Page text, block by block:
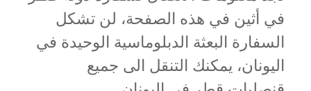
في أثين في هذه الصفحة، لن تشكل
السفارة البعثة الدبلوماسية الوحيدة في
اليونان، يمكنك التنقل الى جميع